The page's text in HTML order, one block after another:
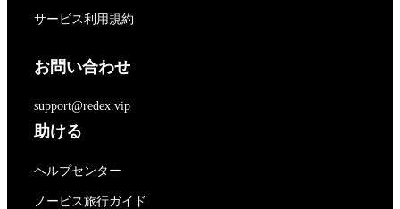
サービス利用規約
お問い合わせ
support@redex.vip
助ける
ヘルプセンター
ノービス旅行ガイド